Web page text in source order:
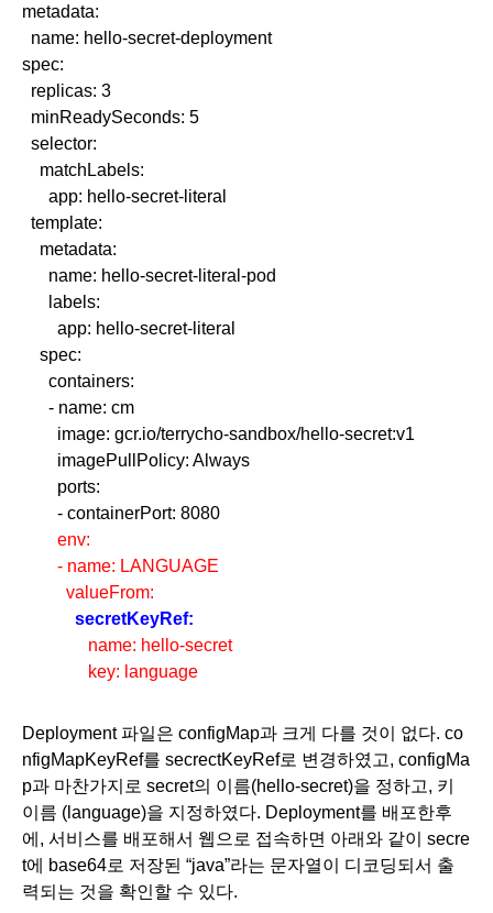
metadata:
name: hello-secret-deployment
spec:
replicas: 3
minReadySeconds: 5
selector:
matchLabels:
app: hello-secret-literal
template:
metadata:
name: hello-secret-literal-pod
labels:
app: hello-secret-literal
spec:
containers:
- name: cm
image: gcr.io/terrycho-sandbox/hello-secret:v1
imagePullPolicy: Always
ports:
- containerPort: 8080
env:
- name: LANGUAGE
valueFrom:
secretKeyRef:
name: hello-secret
key: language
Deployment 파일은 configMap과 크게 다를 것이 없다. co
nfigMapKeyRef를 secrectKeyRef로 변경하였고, configMa
p과 마찬가지로 secret의 이름(hello-secret)을 정하고, 키
이름 (language)을 지정하였다. Deployment를 배포한후
에, 서비스를 배포해서 웹으로 접속하면 아래와 같이 secre
t에 base64로 저장된 “java”라는 문자열이 디코딩되서 출
력되는 것을 확인할 수 있다.